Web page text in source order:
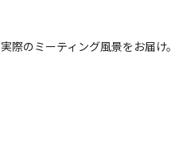
実際のミーティング風景をお届け。